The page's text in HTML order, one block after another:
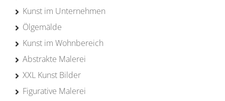
Kunst im Unternehmen
Ölgemälde
Kunst im Wohnbereich
Abstrakte Malerei
XXL Kunst Bilder
Figurative Malerei